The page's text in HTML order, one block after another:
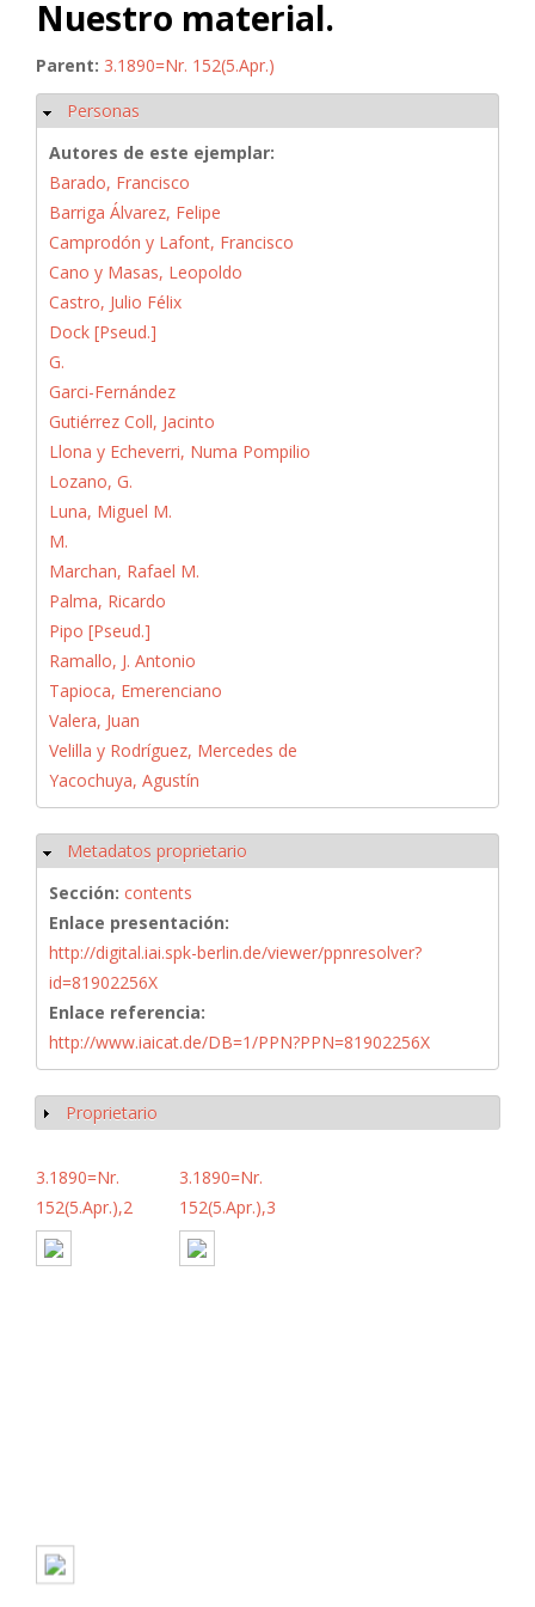
Nuestro material.
Parent: 3.1890=Nr. 152(5.Apr.)
Ocultar
Personas
Autores de este ejemplar:
Barado, Francisco
Barriga Álvarez, Felipe
Camprodón y Lafont, Francisco
Cano y Masas, Leopoldo
Castro, Julio Félix
Dock [Pseud.]
G.
Garci-Fernández
Gutiérrez Coll, Jacinto
Llona y Echeverri, Numa Pompilio
Lozano, G.
Luna, Miguel M.
M.
Marchan, Rafael M.
Palma, Ricardo
Pipo [Pseud.]
Ramallo, J. Antonio
Tapioca, Emerenciano
Valera, Juan
Velilla y Rodríguez, Mercedes de
Yacochuya, Agustín
Ocultar
Metadatos proprietario
Sección: contents
Enlace presentación:
http://digital.iai.spk-berlin.de/viewer/ppnresolver?
id=81902256X
Enlace referencia:
http://www.iaicat.de/DB=1/PPN?PPN=81902256X
Mostrar
Proprietario
3.1890=Nr.
152(5.Apr.),2
3.1890=Nr.
152(5.Apr.),3